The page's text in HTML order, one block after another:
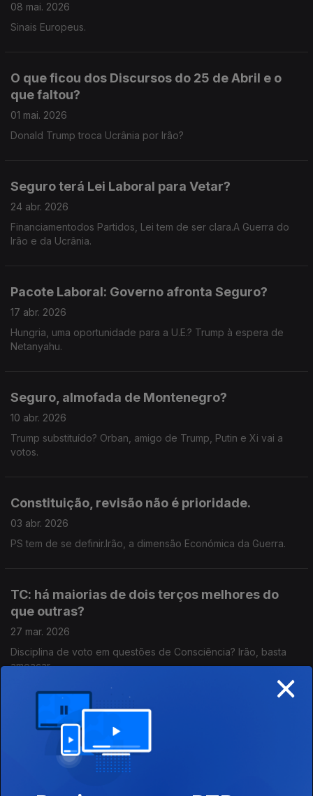
08 mai. 2026
Sinais Europeus.
O que ficou dos Discursos do 25 de Abril e o
que faltou?
01 mai. 2026
Donald Trump troca Ucrânia por Irão?
Seguro terá Lei Laboral para Vetar?
24 abr. 2026
Financiamentodos Partidos, Lei tem de ser clara.A Guerra do
Irão e da Ucrânia.
Pacote Laboral: Governo afronta Seguro?
17 abr. 2026
Hungria, uma oportunidade para a U.E.? Trump à espera de
Netanyahu.
Seguro, almofada de Montenegro?
10 abr. 2026
Trump substituído? Orban, amigo de Trump, Putin e Xi vai a
votos.
Constituição, revisão não é prioridade.
03 abr. 2026
PS tem de se definir.Irão, a dimensão Económica da Guerra.
TC: há maiorias de dois terços melhores do
que outras?
27 mar. 2026
Disciplina de voto em questões de Consciência? Irão, basta
ameaçar.
Irregular Funcionamento de 17 Instituições
20 mar. 2026
Pacote Laboral. Médio Oriente sem solução à vista e Trump em
×